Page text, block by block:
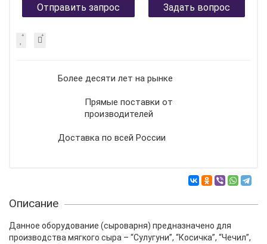
Отправить запрос
Задать вопрос
Более десяти лет на рынке
Прямые поставки от
производителей
Доставка по всей России
Описание
Данное оборудование (сыроварня) предназначено для
производства мягкого сыра – “Сулугуни”, “Косичка”, “Чечил”,